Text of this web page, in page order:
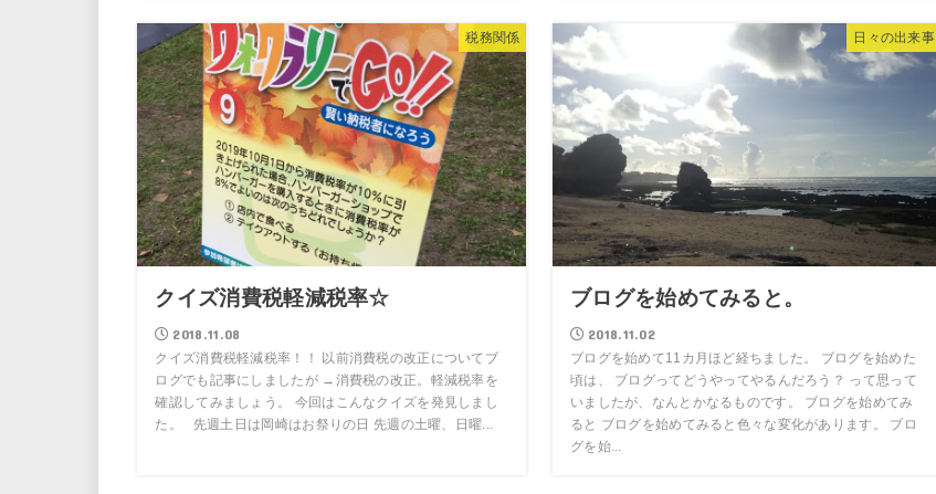
税務関係
クイズ消費税軽減税率☆
2018.11.08
クイズ消費税軽減税率！！ 以前消費税の改正についてブ
ログでも記事にしましたが →消費税の改正。軽減税率を
確認してみましょう。 今回はこんなクイズを発見しまし
た。 先週土日は岡崎はお祭りの日 先週の土曜、日曜...
日々の出来事
ブログを始めてみると。
2018.11.02
ブログを始めて11カ月ほど経ちました。 ブログを始めた
頃は、 ブログってどうやってやるんだろう？ って思って
いましたが、なんとかなるものです。 ブログを始めてみ
ると ブログを始めてみると色々な変化があります。 ブロ
グを始...